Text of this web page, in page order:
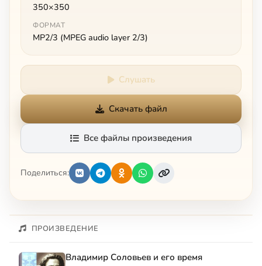
350×350
ФОРМАТ
MP2/3 (MPEG audio layer 2/3)
Слушать
Скачать файл
Все файлы произведения
Поделиться:
ПРОИЗВЕДЕНИЕ
Владимир Соловьев и его время